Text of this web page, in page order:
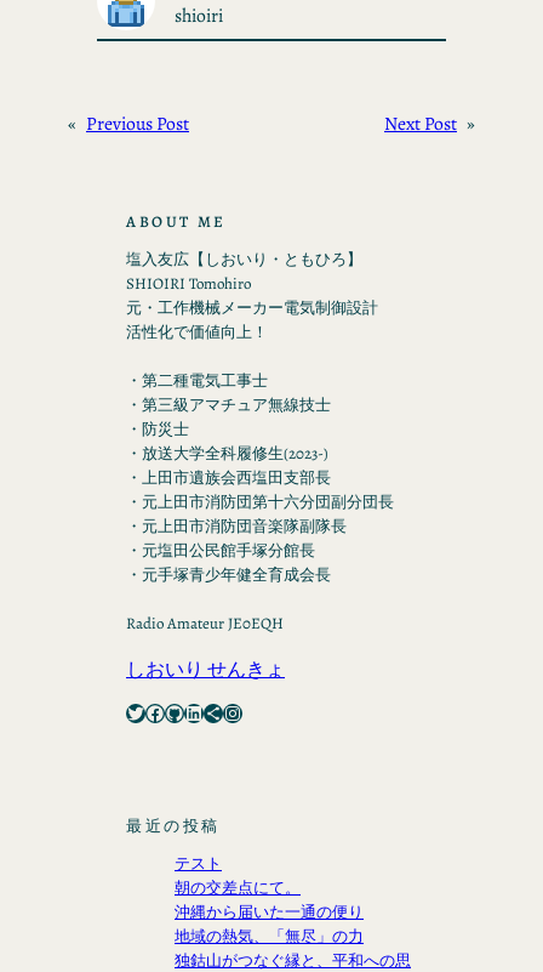
shioiri
« Previous Post Next Post »
ABOUT ME
塩入友広【しおいり・ともひろ】
SHIOIRI Tomohiro
元・工作機械メーカー電気制御設計
活性化で価値向上！
・第二種電気工事士
・第三級アマチュア無線技士
・防災士
・放送大学全科履修生(2023-)
・上田市遺族会西塩田支部長
・元上田市消防団第十六分団副分団長
・元上田市消防団音楽隊副隊長
・元塩田公民館手塚分館長
・元手塚青少年健全育成会長
Radio Amateur JE0EQH
しおいり せんきょ
Twitter Facebook GitHub LinkedIn Share Icon Instagram
最近の投稿
テスト
朝の交差点にて。
沖縄から届いた一通の便り
地域の熱気、「無尽」の力
独鈷山がつなぐ縁と、平和への思